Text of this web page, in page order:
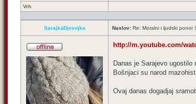
Vrh
SarajkaDjevojka Naslov: Re: Moralni i ljudski ponor
http://m.youtube.com/
Danas je Sarajevo
Bošnjaci su narod
Ovaj danas dogadjaj